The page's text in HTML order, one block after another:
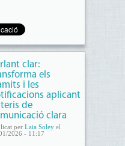
clar:
els
i les
aplicant
de
clara
per Laia Soleyel
2026 - 11:17